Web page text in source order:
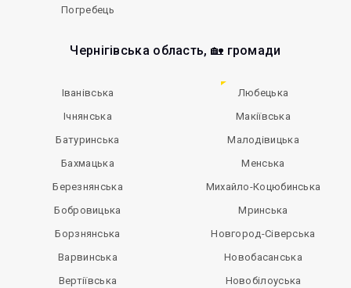
Погребець
Чернігівська область, 🏡 громади
Іванівська
Ічнянська
Батуринська
Бахмацька
Березнянська
Бобровицька
Борзнянська
Варвинська
Вертіївська
Любецька
Макіївська
Малодівицька
Менська
Михайло-Коцюбинська
Мринська
Новгород-Сіверська
Новобасанська
Новобілоуська